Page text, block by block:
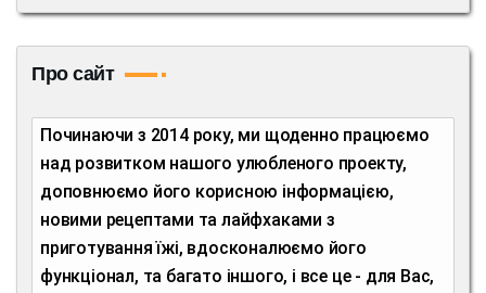
Про сайт
Починаючи з 2014 року, ми щоденно працюємо
над розвитком нашого улюбленого проекту,
доповнюємо його корисною інформацією,
новими рецептами та лайфхаками з
приготування їжі, вдосконалюємо його
функціонал, та багато іншого, і все це - для Вас,